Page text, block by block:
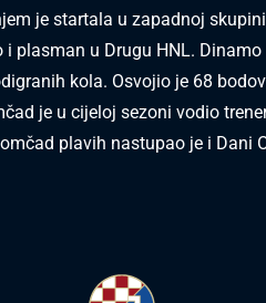
je startala u zapadnoj
plasman u Drugu HNL.
kola. Osvojio je 68
je u cijeloj sezoni vodio
plavih nastupao je i Dani